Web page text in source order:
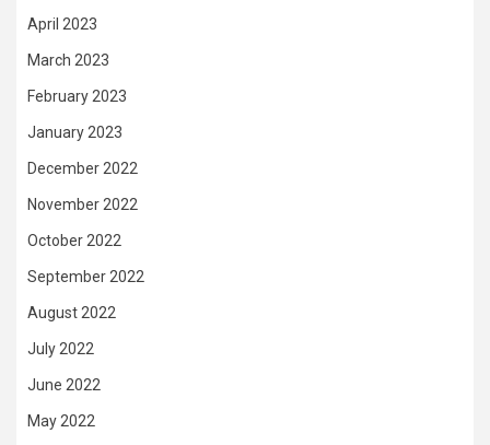
April 2023
March 2023
February 2023
January 2023
December 2022
November 2022
October 2022
September 2022
August 2022
July 2022
June 2022
May 2022